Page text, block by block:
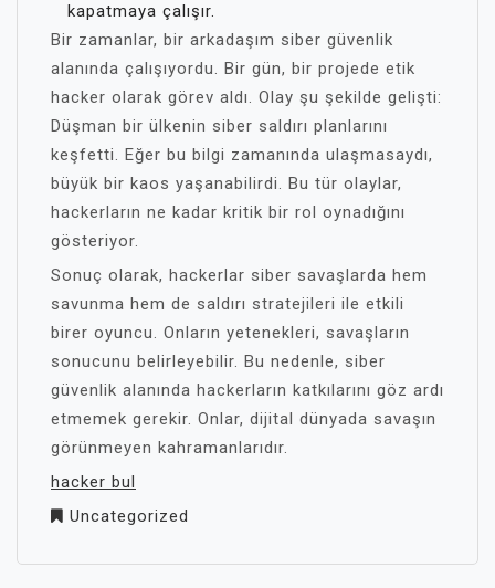
kapatmaya çalışır.
Bir zamanlar, bir arkadaşım siber güvenlik
alanında çalışıyordu. Bir gün, bir projede etik
hacker olarak görev aldı. Olay şu şekilde gelişti:
Düşman bir ülkenin siber saldırı planlarını
keşfetti. Eğer bu bilgi zamanında ulaşmasaydı,
büyük bir kaos yaşanabilirdi. Bu tür olaylar,
hackerların ne kadar kritik bir rol oynadığını
gösteriyor.
Sonuç olarak, hackerlar siber savaşlarda hem
savunma hem de saldırı stratejileri ile etkili
birer oyuncu. Onların yetenekleri, savaşların
sonucunu belirleyebilir. Bu nedenle, siber
güvenlik alanında hackerların katkılarını göz ardı
etmemek gerekir. Onlar, dijital dünyada savaşın
görünmeyen kahramanlarıdır.
hacker bul
Uncategorized